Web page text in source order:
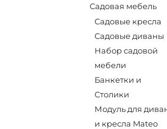
Садовая мебель
Садовые кресла
Садовые диваны
Набор садовой
мебели
Банкетки и
Столики
Модуль для
и кресла Mateo